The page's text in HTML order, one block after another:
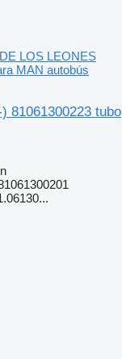
LOS LEONES
MAN autobús
81061300223 tubo